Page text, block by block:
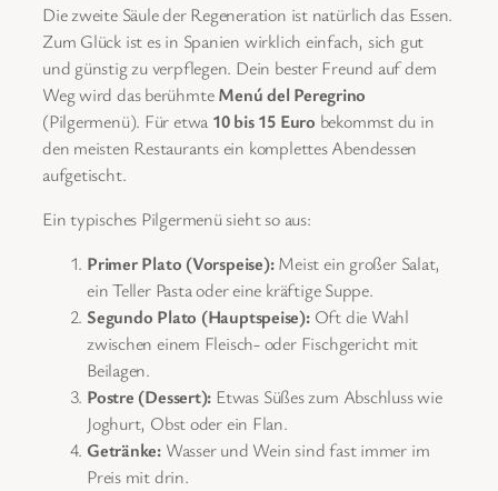
Die zweite Säule der Regeneration ist natürlich das Essen.
Zum Glück ist es in Spanien wirklich einfach, sich gut
und günstig zu verpflegen. Dein bester Freund auf dem
Weg wird das berühmteMenú del Peregrino
(Pilgermenü). Für etwa 10 bis 15 Euro bekommst du in
den meisten Restaurants ein komplettes Abendessen
aufgetischt.
Ein typisches Pilgermenü sieht so aus:
Primer Plato (Vorspeise):Meist ein großer Salat,
ein Teller Pasta oder eine kräftige Suppe.
Segundo Plato (Hauptspeise):Oft die Wahl
zwischen einem Fleisch- oder Fischgericht mit
Beilagen.
Postre (Dessert): Etwas Süßes zum Abschluss wie
Joghurt, Obst oder ein Flan.
Getränke: Wasser und Wein sind fast immer im
Preis mit drin.